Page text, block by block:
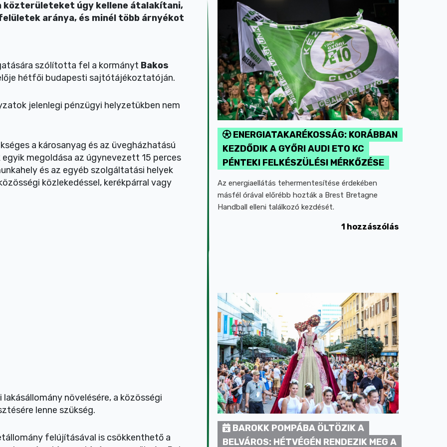
úgy kellene átalakítani,
aránya, és minél több árnyékot
szólította fel a kormányt Bakos
hétfői budapesti sajtótájékoztatóján.
jelenlegi pénzügyi helyzetükben nem
a károsanyag és az üvegházhatású
megoldása az úgynevezett 15 perces
és az egyéb szolgáltatási helyek
közlekedéssel, kerékpárral vagy
növelésére, a közösségi
lenne szükség.
felújításával is csökkenthető a
ENERGIATAKARÉKOSSÁG: KORÁBBAN
KEZDŐDIK A GYŐRI AUDI ETO KC
PÉNTEKI FELKÉSZÜLÉSI MÉRKŐZÉSE
Az energiaellátás tehermentesítése érdekében
másfél órával előrébb hozták a Brest Bretagne
Handball elleni találkozó kezdését.
1 hozzászólás
BAROKK POMPÁBA ÖLTÖZIK A
BELVÁROS: HÉTVÉGÉN RENDEZIK MEG A